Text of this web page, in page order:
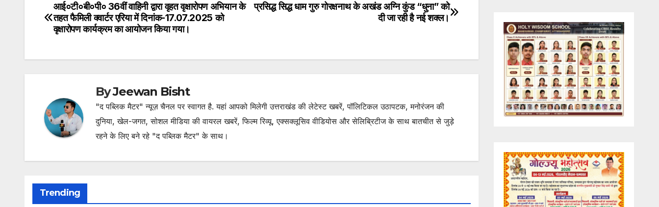
Post
navigation
प्रसिद्ध सिद्ध धाम गुरु गोरक्षनाथ के अखंड अग्नि कुंड “धुना” को
दी जा रही है नई शक्ल।
आई०टी०बी०पी० 36वीं वाहिनी द्वारा वृहत वृक्षारोपण अभियान के
तहत फैमिली क्वार्टर एरिया में दिनांक-17.07.2025 को
वृक्षारोपण कार्यक्रम का आयोजन किया गया।
ByJeewan Bisht
"द पब्लिक मैटर" न्यूज़ चैनल पर स्वागत है. यहां आपको मिलेगी उत्तराखंड की लेटेस्ट खबरें, पॉलिटिकल उठापटक, मनोरंजन की
दुनिया, खेल-जगत, सोशल मीडिया की वायरल खबरें, फिल्म रिव्यू, एक्सक्लूसिव वीडियोस और सेलिब्रिटीज के साथ बातचीत से जुड़े
रहने के लिए बने रहे "द पब्लिक मैटर" के साथ।
Trending